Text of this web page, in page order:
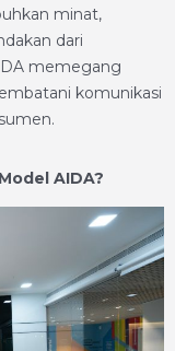
minat,
dari
memegang
komunikasi
AIDA?